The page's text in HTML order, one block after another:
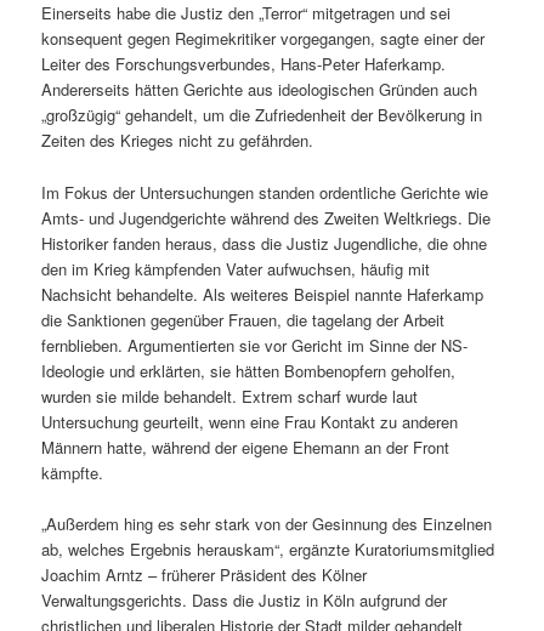
Einerseits habe die Justiz den „Terror“ mitgetragen und sei
konsequent gegen Regimekritiker vorgegangen, sagte einer der
Leiter des Forschungsverbundes, Hans-Peter Haferkamp.
Andererseits hätten Gerichte aus ideologischen Gründen auch
„großzügig“ gehandelt, um die Zufriedenheit der Bevölkerung in
Zeiten des Krieges nicht zu gefährden.
Im Fokus der Untersuchungen standen ordentliche Gerichte wie
Amts- und Jugendgerichte während des Zweiten Weltkriegs. Die
Historiker fanden heraus, dass die Justiz Jugendliche, die ohne
den im Krieg kämpfenden Vater aufwuchsen, häufig mit
Nachsicht behandelte. Als weiteres Beispiel nannte Haferkamp
die Sanktionen gegenüber Frauen, die tagelang der Arbeit
fernblieben. Argumentierten sie vor Gericht im Sinne der NS-
Ideologie und erklärten, sie hätten Bombenopfern geholfen,
wurden sie milde behandelt. Ex­trem scharf wurde laut
Untersuchung geurteilt, wenn eine Frau Kontakt zu anderen
Männern hatte, während der eigene Ehemann an der Front
kämpfte.
„Außerdem hing es sehr stark von der Gesinnung des Einzelnen
ab, welches Ergebnis herauskam“, ergänzte Kuratoriumsmitglied
Joachim Arntz – früherer Präsident des Kölner
Verwaltungsgerichts. Dass die Justiz in Köln aufgrund der
christlichen und liberalen Historie der Stadt milder gehandelt